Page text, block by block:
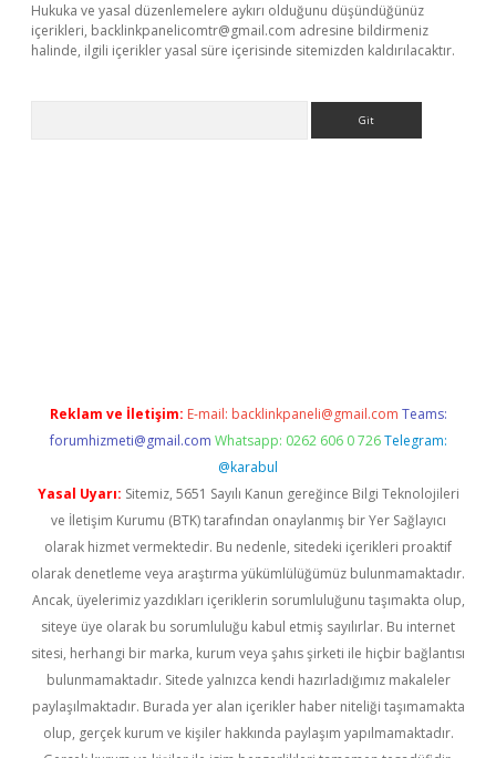
Hukuka ve yasal düzenlemelere aykırı olduğunu düşündüğünüz
içerikleri, backlinkpanelicomtr@gmail.com adresine bildirmeniz
halinde, ilgili içerikler yasal süre içerisinde sitemizden kaldırılacaktır.
Reklam ve İletişim: E-mail: backlinkpaneli@gmail.com Teams:
forumhizmeti@gmail.com Whatsapp: 0262 606 0 726 Telegram:
@karabul
Yasal Uyarı: Sitemiz, 5651 Sayılı Kanun gereğince Bilgi Teknolojileri
ve İletişim Kurumu (BTK) tarafından onaylanmış bir Yer Sağlayıcı
olarak hizmet vermektedir. Bu nedenle, sitedeki içerikleri proaktif
olarak denetleme veya araştırma yükümlülüğümüz bulunmamaktadır.
Ancak, üyelerimiz yazdıkları içeriklerin sorumluluğunu taşımakta olup,
siteye üye olarak bu sorumluluğu kabul etmiş sayılırlar. Bu internet
sitesi, herhangi bir marka, kurum veya şahıs şirketi ile hiçbir bağlantısı
bulunmamaktadır. Sitede yalnızca kendi hazırladığımız makaleler
paylaşılmaktadır. Burada yer alan içerikler haber niteliği taşımamakta
olup, gerçek kurum ve kişiler hakkında paylaşım yapılmamaktadır.